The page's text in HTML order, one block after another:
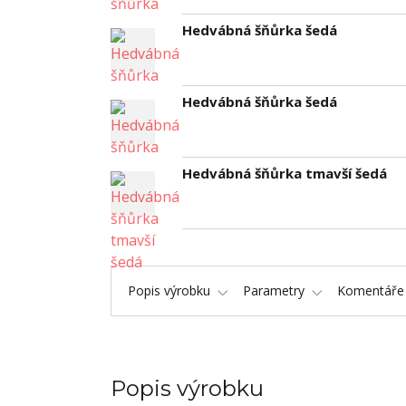
Hedvábná šňůrka šedá
Hedvábná šňůrka šedá
Hedvábná šňůrka tmavší šedá
Popis výrobku Parametry Komentáře
Popis výrobku